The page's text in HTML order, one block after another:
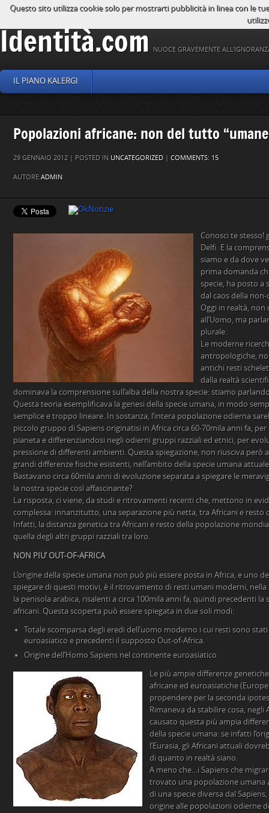
Identità.com NUOCE GRAVEMENTE
IL PIANO KALERGI
Popolazioni africane: non del tutto
29 GENNAIO 2012 | POSTED IN UNCATEGORIZED | COMMENTS: 15
AUTORE:ADMIN
Conosci te stesso!
Delfi. E la
siamo e da dove
prima domanda
specie, ha posto a
dal caos della non-
Oggi in realtà,
all’Uomo, ma
plurale.
Le moderne
antropologiche,
antichi resti
dalla realtà
dominava la comprensione sull’alba della nostra specie: stiamo parlando
Questa teoria esemplificava la genesi della specie umana, in modo
semplice e troppo lineare. In sostanza, l’intera popolazione odierna
piccolo gruppo di Sapiens originatisi in Africa circa 60-70mila anni fa,
pianeta e differenziandosi negli odierni gruppi razziali ed etnici, per
pressione di differenti ambienti. Questa spiegazione, non riusciva però
grandi differenze fisiche esistenti, nell’ambito della specie umana
Bastavano circa 60mila anni di evoluzione separata a spiegare le
la nostra specie così affascinante?
La risposta, ci viene, da studi e ritrovamenti recenti che, mettono in
complessa: innanzitutto, una separazione più netta, tra Africani e resto
Infatti, la distanza genetica tra Africani e resto della popolazione
quella degli altri gruppi razziali tra loro.
NON PIU’ OUT-OF-AFRICA
L’origine della specie umana non può più essere posta in Africa, e uno
spiegare di questi motivi, è il ritrovamento di resti umani moderni, nella
la penisola arabica, risalenti a circa 100mila anni fa, quindi precedenti la
africani. Questa scoperta può essere spiegata in due soli modi:
Totale scomparsa degli eredi dell’uomo moderno i cui resti sono
euroasiatico e precedenti il supposto Out-of-Africa.
Origine dell’Homo Sapiens nel continente euroasiatico.
Le più ampie differenze
africane ed euroasiatiche
propendere per la seconda
Rimaneva da stabilire cosa, negli
causato questa più ampia
della specie umana: se infatti
l’Eurasia, gli Africani attuali
di quanto in realtà siano.
A meno che…i Sapiens che
trovato una popolazione umana
di una specie diversa dal
origine alle popolazioni odierne
Questo sito utilizza cookie solo per mostrarti pubblicità in linea con le